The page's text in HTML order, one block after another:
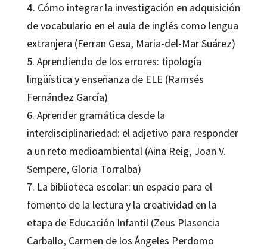
4. Cómo integrar la investigación en adquisición
de vocabulario en el aula de inglés como lengua
extranjera (Ferran Gesa, Maria-del-Mar Suárez)
5. Aprendiendo de los errores: tipología
lingüística y enseñanza de ELE (Ramsés
Fernández García)
6. Aprender gramática desde la
interdisciplinariedad: el adjetivo para responder
a un reto medioambiental (Aina Reig, Joan V.
Sempere, Gloria Torralba)
7. La biblioteca escolar: un espacio para el
fomento de la lectura y la creatividad en la
etapa de Educación Infantil (Zeus Plasencia
Carballo, Carmen de los Ángeles Perdomo